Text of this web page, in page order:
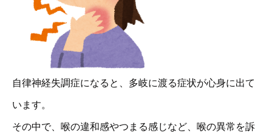
自律神経失調症になると、多岐に渡る症状が心身に出て
います。
その中で、喉の違和感やつまる感じなど、喉の異常を訴